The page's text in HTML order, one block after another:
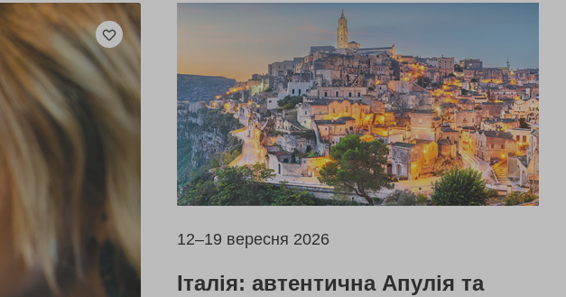
12–19 вересня 2026
Італія: автентична Апулія та